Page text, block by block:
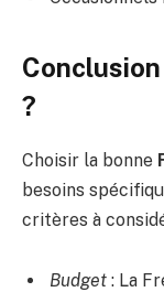
?
Choisir la bonne
besoins
critères à
Budget : La